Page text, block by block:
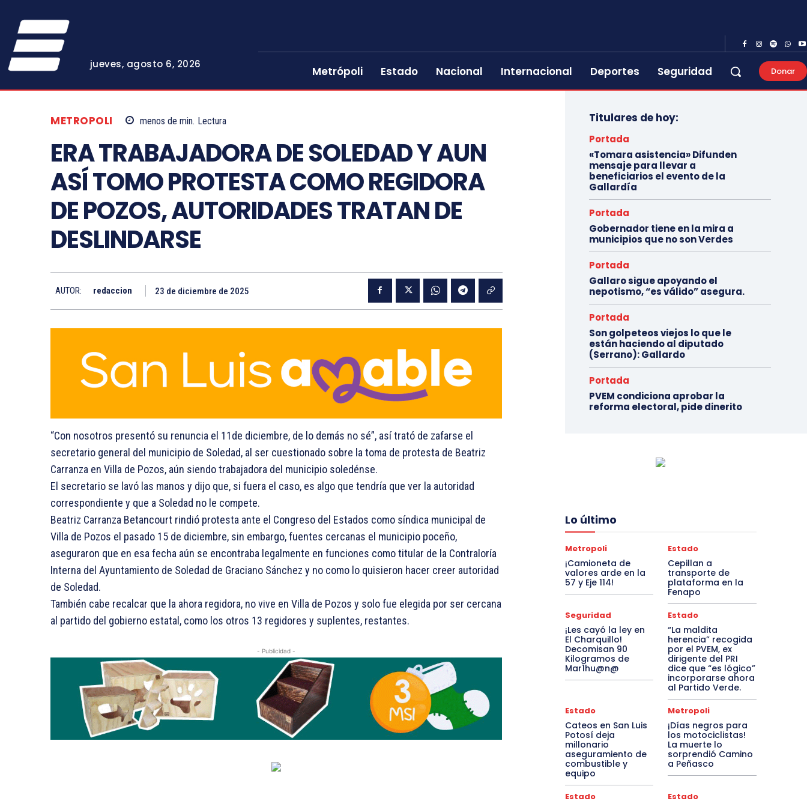
jueves, agosto 6, 2026
Metrópoli Estado Nacional Internacional Deportes Seguridad Donar
METROPOLI menos de min. Lectura
ERA TRABAJADORA DE SOLEDAD Y AUN
ASÍ TOMO PROTESTA COMO REGIDORA
DE POZOS, AUTORIDADES TRATAN DE
DESLINDARSE
AUTOR: redaccion 23 de diciembre de 2025
“Con nosotros presentó su renuncia el 11de diciembre, de lo demás no sé”, así trató de zafarse el
secretario general del municipio de Soledad, al ser cuestionado sobre la toma de protesta de Beatriz
Carranza en Villa de Pozos, aún siendo trabajadora del municipio soledénse.
El secretario se lavó las manos y dijo que, si fuera el caso, es algo que tendría que ver la autoridad
correspondiente y que a Soledad no le compete.
Beatriz Carranza Betancourt rindió protesta ante el Congreso del Estados como síndica municipal de
Villa de Pozos el pasado 15 de diciembre, sin embargo, fuentes cercanas el municipio poceño,
aseguraron que en esa fecha aún se encontraba legalmente en funciones como titular de la Contraloría
Interna del Ayuntamiento de Soledad de Graciano Sánchez y no como lo quisieron hacer creer autoridad
de Soledad.
También cabe recalcar que la ahora regidora, no vive en Villa de Pozos y solo fue elegida por ser cercana
al partido del gobierno estatal, como los otros 13 regidores y suplentes, restantes.
- Publicidad -
Titulares de hoy:
Portada
«Tomara asistencia» Difunden
mensaje para llevar a
beneficiarios el evento de la
Gallardía
Portada
Gobernador tiene en la mira a
municipios que no son Verdes
Portada
Gallaro sigue apoyando el
nepotismo, “es válido” asegura.
Portada
Son golpeteos viejos lo que le
están haciendo al diputado
(Serrano): Gallardo
Portada
PVEM condiciona aprobar la
reforma electoral, pide dinerito
Lo último
Metropoli
¡Camioneta de
valores arde en la
57 y Eje 114!
Estado
Cepillan a
transporte de
plataforma en la
Fenapo
Seguridad
¡Les cayó la ley en
El Charquillo!
Decomisan 90
Kilogramos de
Mar1hu@n@
Estado
“La maldita
herencia” recogida
por el PVEM, ex
dirigente del PRI
dice que “es lógico”
incorporarse ahora
al Partido Verde.
Estado
Cateos en San Luis
Potosí deja
millonario
aseguramiento de
combustible y
equipo
Metropoli
¡Días negros para
los motociclistas!
La muerte lo
sorprendió Camino
a Peñasco
Estado Estado